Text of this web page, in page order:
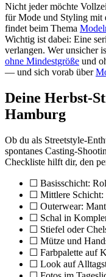
Nicht jeder möchte
für Mode und Styling mit
findet beim Thema
Wichtig ist dabei: Eine
verlangen. Wer unsicher
ohne Mindestgröße und
— und sich vorab über
Deine Herbst-
Hamburg
Ob du als Streetstyle-
spontanes Casting-
Checkliste hilft dir, den
☐ Basisschicht:
☐ Mittlere Schicht:
☐ Outerwear:
☐ Schal in
☐ Stiefel oder
☐ Mütze und
☐ Farbpalette auf
☐ Look auf